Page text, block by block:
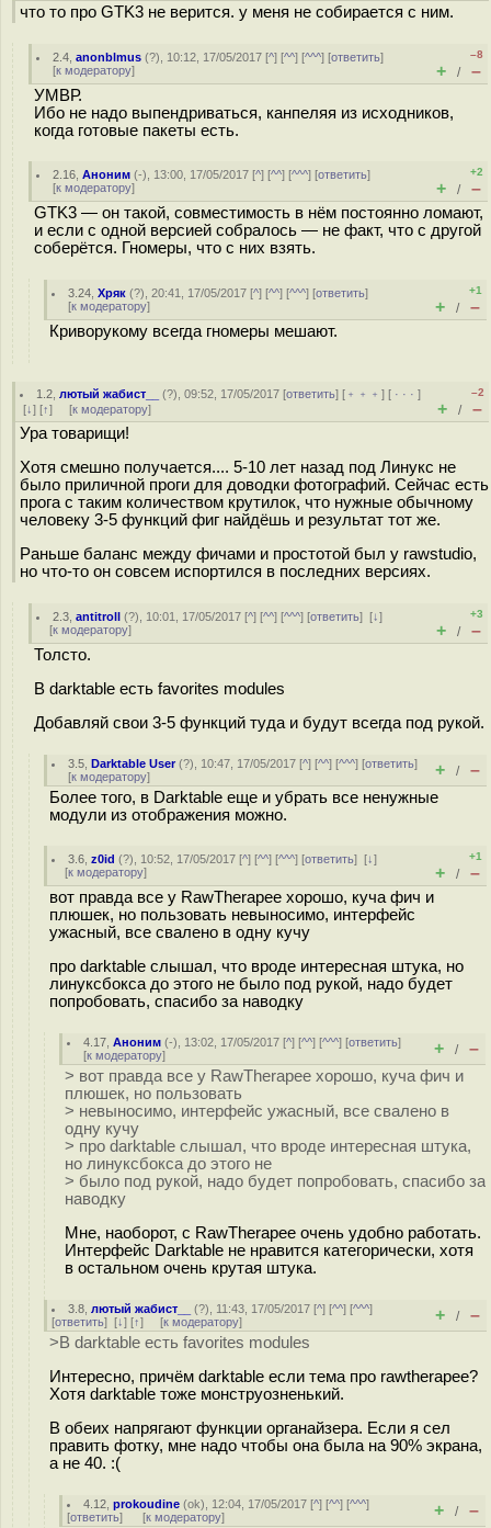
что то про GTK3 не верится. у меня не собирается с ним.
2.4 ,anonblmus (?), 10:12, 17/05/2017 [^] [^^] [^^^] [ответить]
[к модератору]
–8
+ / –
УМВР.
Ибо не надо выпендриваться, канпеляя из исходников,
когда готовые пакеты есть.
2.16 ,Аноним (-), 13:00, 17/05/2017 [^] [^^] [^^^] [ответить]
[к модератору]
+2
+ / –
GTK3 — он такой, совместимость в нём постоянно ломают,
и если с одной версией собралось — не факт, что с другой
соберётся. Гномеры, что с них взять.
3.24 ,Хряк (?), 20:41, 17/05/2017 [^] [^^] [^^^] [ответить]
[к модератору]
+1
+ / –
Криворукому всегда гномеры мешают.
1.2 ,лютый жабист__ (?), 09:52, 17/05/2017 [ответить] [ ﹢﹢﹢] [ · · ·]
[↓] [↑] [к модератору]
–2
+ / –
Ура товарищи!
Хотя смешно получается.... 5-10 лет назад под Линукс не
было приличной проги для доводки фотографий. Сейчас есть
прога с таким количеством крутилок, что нужные обычному
человеку 3-5 функций фиг найдёшь и результат тот же.
Раньше баланс между фичами и простотой был у rawstudio,
но что-то он совсем испортился в последних версиях.
2.3 ,antitroll (?), 10:01, 17/05/2017 [^] [^^] [^^^] [ответить][↓]
[к модератору]
+3
+ / –
Толсто.
В darktable есть favorites modules
Добавляй свои 3-5 функций туда и будут всегда под рукой.
3.5 ,Darktable User(?), 10:47, 17/05/2017 [^] [^^] [^^^] [ответить]
[к модератору] + / –
Более того, в Darktable еще и убрать все ненужные
модули из отображения можно.
3.6 ,z0id (?), 10:52, 17/05/2017 [^] [^^] [^^^] [ответить][↓]
[к модератору]
+1
+ / –
вот правда все у RawTherapee хорошо, куча фич и
плюшек, но пользовать невыносимо, интерфейс
ужасный, все свалено в одну кучу
про darktable слышал, что вроде интересная штука, но
линуксбокса до этого не было под рукой, надо будет
попробовать, спасибо за наводку
4.17 ,Аноним (-), 13:02, 17/05/2017 [^] [^^] [^^^] [ответить]
[к модератору] + / –
> вот правда все у RawTherapee хорошо, куча фич и
плюшек, но пользовать
> невыносимо, интерфейс ужасный, все свалено в
одну кучу
> про darktable слышал, что вроде интересная штука,
но линуксбокса до этого не
> было под рукой, надо будет попробовать, спасибо за
наводку
Мне, наоборот, с RawTherapee очень удобно работать.
Интерфейс Darktable не нравится категорически, хотя
в остальном очень крутая штука.
3.8 ,лютый жабист__ (?), 11:43, 17/05/2017 [^] [^^] [^^^]
[ответить] [↓] [↑] [к модератору] + / –
>В darktable есть favorites modules
Интересно, причём darktable если тема про rawtherapee?
Хотя darktable тоже монструозненький.
В обеих напрягают функции органайзера. Если я сел
править фотку, мне надо чтобы она была на 90% экрана,
а не 40. :(
4.12 ,prokoudine (ok), 12:04, 17/05/2017 [^] [^^] [^^^]
[ответить] [к модератору] + / –